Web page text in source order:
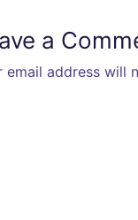
a
email address will